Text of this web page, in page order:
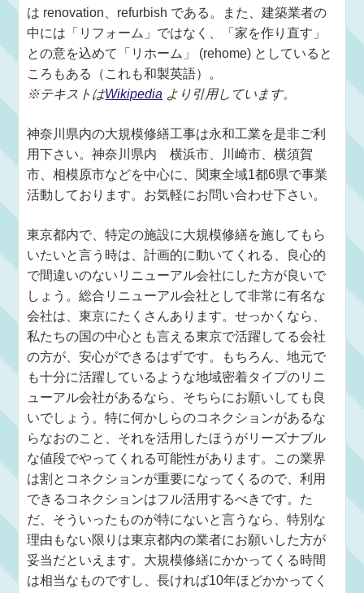
は renovation、refurbish である。また、建築業者の
中には「リフォーム」ではなく、「家を作り直す」
との意を込めて「リホーム」 (rehome) としていると
ころもある（これも和製英語）。
※テキストはWikipedia より引用しています。
神奈川県内の大規模修繕工事は永和工業を是非ご利
用下さい。神奈川県内 横浜市、川崎市、横須賀
市、相模原市などを中心に、関東全域1都6県で事業
活動しております。お気軽にお問い合わせ下さい。
東京都内で、特定の施設に大規模修繕を施してもら
いたいと言う時は、計画的に動いてくれる、良心的
で間違いのないリニューアル会社にした方が良いで
しょう。総合リニューアル会社として非常に有名な
会社は、東京にたくさんあります。せっかくなら、
私たちの国の中心とも言える東京で活躍してる会社
の方が、安心ができるはずです。もちろん、地元で
も十分に活躍しているような地域密着タイプのリニ
ューアル会社があるなら、そちらにお願いしても良
いでしょう。特に何かしらのコネクションがあるな
らなおのこと、それを活用したほうがリーズナブル
な値段でやってくれる可能性があります。この業界
は割とコネクションが重要になってくるので、利用
できるコネクションはフル活用するべきです。た
だ、そういったものが特にないと言うなら、特別な
理由もない限りは東京都内の業者にお願いした方が
妥当だといえます。大規模修繕にかかってくる時間
は相当なものですし、長ければ10年ほどかかってく